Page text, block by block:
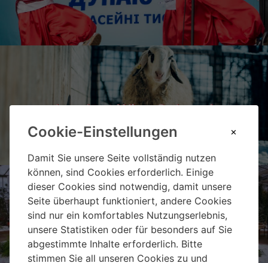
Cookie-Einstellungen
Damit Sie unsere Seite vollständig nutzen
können, sind Cookies erforderlich. Einige
dieser Cookies sind notwendig, damit unsere
Seite überhaupt funktioniert, andere Cookies
sind nur ein komfortables Nutzungserlebnis,
unsere Statistiken oder für besonders auf Sie
abgestimmte Inhalte erforderlich. Bitte
stimmen Sie all unseren Cookies zu und
Landgut Wien Cobenzl
Weihnachtsmarkt Hirschstetten